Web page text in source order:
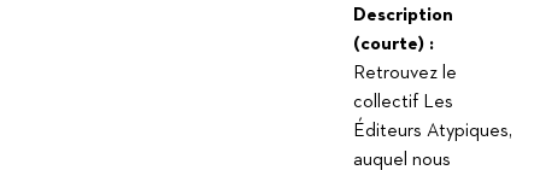
Description
(courte) :
Retrouvez le
collectif Les
Éditeurs Atypiques,
auquel nous